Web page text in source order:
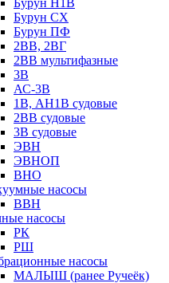
Бурун Н1В
Бурун СХ
Бурун ПФ
2ВВ, 2ВГ
2ВВ мультифазные
3В
АС-3В
1В, АН1В судовые
2ВВ судовые
3В судовые
ЭВН
ЭВНОП
ВНО
насосы
ВВН
насосы
РК
РШ
насосы
МАЛЫШ (ранее Ручеёк)